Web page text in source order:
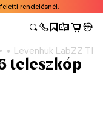
rendelésnél.
Levenhuk LabZZ
teleszkóp